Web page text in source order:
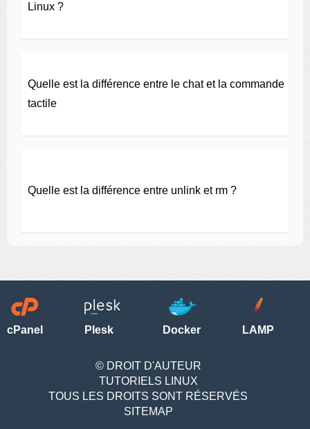
Linux ?
Quelle est la différence entre le chat et la commande
tactile
Quelle est la différence entre unlink et rm ?
cPanel Plesk Docker LAMP
© DROIT D'AUTEUR
TUTORIELS LINUX
TOUS LES DROITS SONT RÉSERVÉS
SITEMAP